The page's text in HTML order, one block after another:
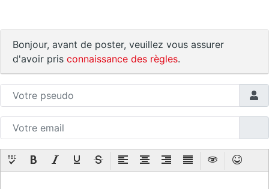
Bonjour, avant de poster, veuillez vous assurer
d'avoir pris connaissance des règles.